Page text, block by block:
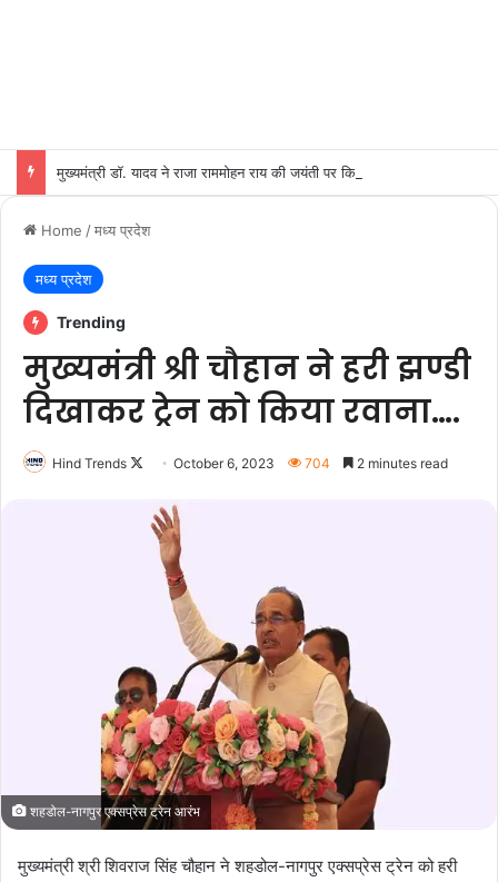
मुख्यमंत्री डॉ. यादव ने राजा राममोहन राय की जयंती पर किया नमन
Home /मध्य प्रदेश
मध्य प्रदेश
Trending
मुख्यमंत्री श्री चौहान ने हरी झण्डी
दिखाकर ट्रेन को किया रवाना….
Hind Trends
FollowOctober 6, 2023 704 2 minutes read
शहडोल-नागपुर एक्सप्रेस ट्रेन आरंभ
मुख्यमंत्री श्री शिवराज सिंह चौहान ने शहडोल-नागपुर एक्सप्रेस ट्रेन को हरी